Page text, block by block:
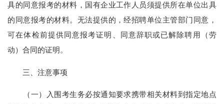
具的同意报考的材料，国有企业工作人员须提供所在单位出具
的同意报考的材料。无法提供的，经招聘单位主管部门同意，
可在体检前提供同意报考证明、同意辞职或已解除聘用（劳
动）合同的证明。
三、注意事项
（一）入围考生务必按通知要求携带相关材料到指定地点